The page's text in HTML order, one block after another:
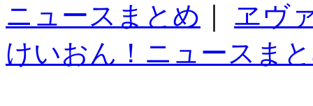
ニュースまとめ
ヱヴ
けいおん！ニュースま